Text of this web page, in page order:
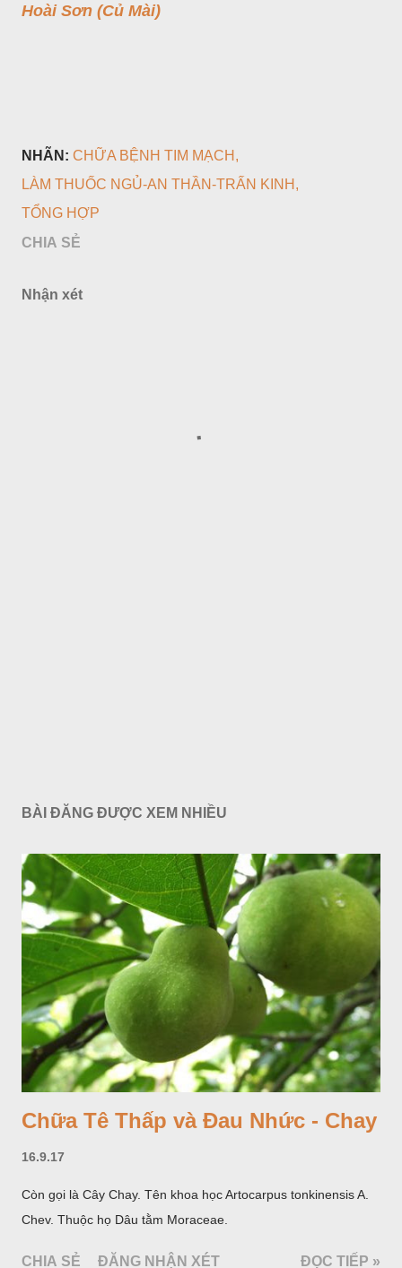
Hoài Sơn (Củ Mài)
NHÃN: CHỮA BỆNH TIM MẠCH
LÀM THUỐC NGỦ-AN THẦN-TRẤN KINH
TỔNG HỢP
CHIA SẺ
Nhận xét
BÀI ĐĂNG ĐƯỢC XEM NHIỀU
Chữa Tê Thấp và Đau Nhức - Chay
16.9.17
Còn gọi là Cây Chay. Tên khoa học Artocarpus tonkinensis A.
Chev. Thuộc họ Dâu tằm Moraceae.
CHIA SẺ ĐĂNG NHẬN XÉT ĐỌC TIẾP »